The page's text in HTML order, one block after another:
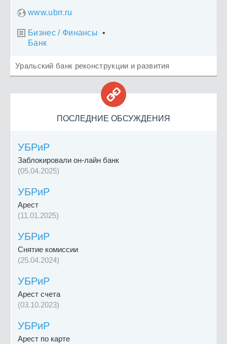
www.ubrr.ru
 Бизнес / Финансы •
Банк
Уральский банк реконструкции и развития

ПОСЛЕДНИЕ ОБСУЖДЕНИЯ
УБРиР
Заблокировали он-лайн банк
(05.04.2025)
УБРиР
Арест
(11.01.2025)
УБРиР
Снятие комиссии
(25.04.2024)
УБРиР
Арест счета
(03.10.2023)
УБРиР
Арест по карте